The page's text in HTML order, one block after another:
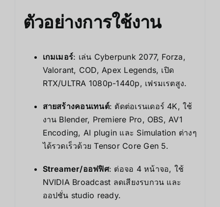
ตัวอย่างการใช้งาน
เกมเมอร์: เล่น Cyberpunk 2077, Forza,
Valorant, COD, Apex Legends, เปิด
RTX/ULTRA 1080p-1440p, เฟรมเรตสูง.
สายสร้างคอนเทนต์: ตัดต่อเรนเดอร์ 4K, ใช้
งาน Blender, Premiere Pro, OBS, AV1
Encoding, AI plugin และ Simulation ต่างๆ
ได้รวดเร็วด้วย Tensor Core Gen 5.
Streamer/ออฟฟิศ: ต่อจอ 4 หน้าจอ, ใช้
NVIDIA Broadcast ลดเสียงรบกวน และ
ออปชั่น studio ready.